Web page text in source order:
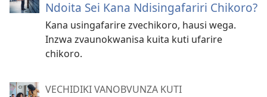
Ndoita Sei Kana Ndisingafariri Chikoro?
Kana usingafarire zvechikoro, hausi wega.
Inzwa zvaunokwanisa kuita kuti ufarire
chikoro.
VECHIDIKI VANOBVUNZA KUTI